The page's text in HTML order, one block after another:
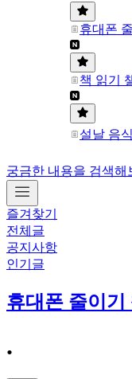
휴대폰
책 읽기
설날 음
궁금한 내용을 검색해
즐겨찾기
전체글
공지사항
인기글
휴대폰 줄이기
.